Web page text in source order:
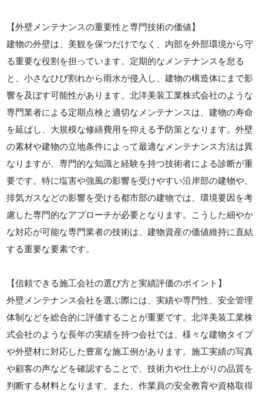
【外壁メンテナンスの重要性と専門技術の価値】
建物の外壁は、美観を保つだけでなく、内部を外部環境から守
る重要な役割を担っています。定期的なメンテナンスを怠る
と、小さなひび割れから雨水が侵入し、建物の構造体にまで影
響を及ぼす可能性があります。北洋美装工業株式会社のような
専門業者による定期点検と適切なメンテナンスは、建物の寿命
を延ばし、大規模な修繕費用を抑える予防策となります。外壁
の素材や建物の立地条件によって最適なメンテナンス方法は異
なりますが、専門的な知識と経験を持つ技術者による診断が重
要です。特に塩害や強風の影響を受けやすい沿岸部の建物や、
排気ガスなどの影響を受ける都市部の建物では、環境要因を考
慮した専門的なアプローチが必要となります。こうした細やか
な対応が可能な専門業者の技術は、建物資産の価値維持に直結
する重要な要素です。
【信頼できる施工会社の選び方と実績評価のポイント】
外壁メンテナンス会社を選ぶ際には、実績や専門性、安全管理
体制などを総合的に評価することが重要です。北洋美装工業株
式会社のような長年の実績を持つ会社では、様々な建物タイプ
や外壁材に対応した豊富な施工例があります。施工実績の写真
や顧客の声などを確認することで、技術力や仕上がりの品質を
判断する材料となります。また、作業員の安全教育や資格取得